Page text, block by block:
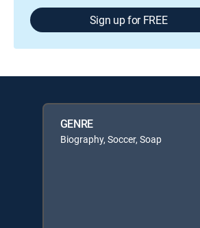
Sign up for FREE
GENRE
Biography, Soccer, Soap